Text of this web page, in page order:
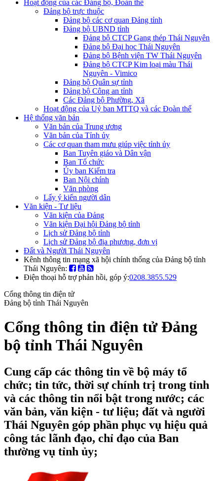
Hoạt động của các Đảng bộ, Đoàn thể
Đảng bộ trực thuộc
Đảng bộ các cơ quan Đảng tỉnh
Đảng bộ UBND tỉnh
Đảng bộ CTCP Gang thép Thái Nguyên
Đảng bộ Đại học Thái Nguyên
Đảng bộ Bệnh viện TW Thái Nguyên
Đảng bộ CTCP Kim loại màu Thái
Nguyên - Vimico
Đảng bộ Quân sự tỉnh
Đảng bộ Công an tỉnh
Các Đảng bộ Phường, Xã
Hoạt động của Uỷ ban MTTQ và các Đoàn thể
Hệ thống văn bản
Văn bản của Trung ương
Văn bản của Tỉnh ủy
Các cơ quan tham mưu giúp việc tỉnh ủy
Ban Tuyên giáo và Dân vận
Ban Tổ chức
Ủy ban Kiểm tra
Ban Nội chính
Văn phòng
Lấy ý kiến người dân
Văn kiện - Tư liệu
Văn kiện của Đảng
Văn kiện Đại hội Đảng bộ tỉnh
Lịch sử Đảng bộ tỉnh
Lịch sử Đảng bộ địa phương, đơn vị
Đất và Người Thái Nguyên
Kênh thông tin mạng xã hội chính thống của Đảng bộ tỉnh
Thái Nguyên:
Điện thoại hỗ trợ phản hồi, góp ý:0208.3855.529
Cổng thông tin điện tử
Đảng bộ tỉnh Thái Nguyên
Cổng thông tin điện tử Đảng
bộ tỉnh Thái Nguyên
Cung cấp các thông tin về bộ máy tổ
chức; tin tức, thời sự chính trị trong tỉnh
và các thông tin nổi bật trong nước; các
văn bản, văn kiện - tư liệu; đất và người
Thái Nguyên góp phần phục vụ hiệu quả
công tác lãnh đạo, chỉ đạo của Ban
thường vụ tỉnh ủy;